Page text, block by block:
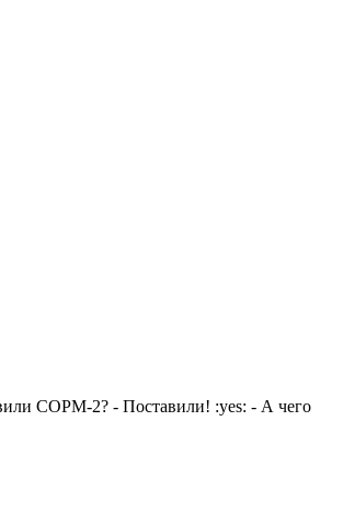
СОРМ-2? - Поставили! :yes: - А чего